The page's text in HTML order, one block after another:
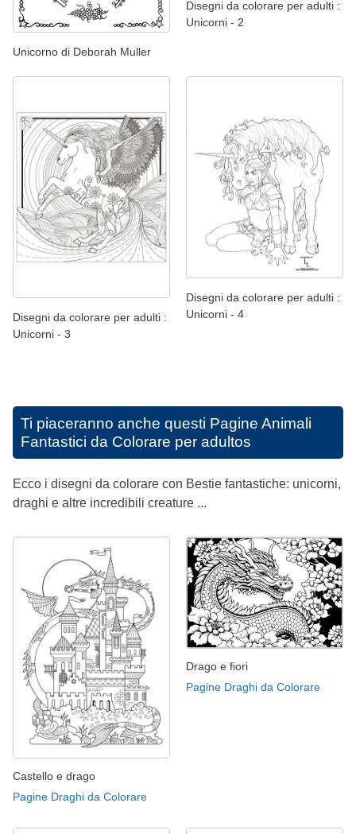
Unicorno di Deborah Muller
Disegni da colorare per adulti :
Unicorni - 2
Disegni da colorare per adulti :
Unicorni - 3
Disegni da colorare per adulti :
Unicorni - 4
Ti piaceranno anche questi Pagine Animali
Fantastici da Colorare per adultos
Ecco i disegni da colorare con Bestie fantastiche: unicorni,
draghi e altre incredibili creature ...
Castello e drago
Pagine Draghi da Colorare
Drago e fiori
Pagine Draghi da Colorare